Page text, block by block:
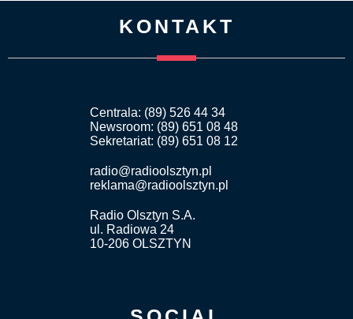
KONTAKT
Centrala: (89) 526 44 34
Newsroom: (89) 651 08 48
Sekretariat: (89) 651 08 12
radio@radioolsztyn.pl
reklama@radioolsztyn.pl
Radio Olsztyn S.A.
ul. Radiowa 24
10-206 OLSZTYN